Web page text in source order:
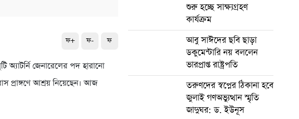
ফ+ ফ- ফ
অ্যাটর্নি জেনারেলের পদ হারানো
প্রাঙ্গণে আশ্রয় নিয়েছেন। আজ
শুরু হচ্ছে সাক্ষ্যগ্রহণ
কার্যক্রম
আবু সাঈদের ছবি ছাড়া
ডকুমেন্টারি নয় বললেন
ভারপ্রাপ্ত রাষ্ট্রপতি
তরুণদের স্বপ্নের ঠিকানা হবে
জুলাই গণঅভ্যুত্থান স্মৃতি
জাদুঘর: ড. ইউনূস